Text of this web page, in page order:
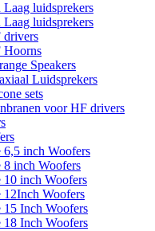
Laag luidsprekers
Laag luidsprekers
drivers
Hoorns
Speakers
Luidsprekers
sets
voor HF drivers
6,5 inch Woofers
8 inch Woofers
10 inch Woofers
12Inch Woofers
15 Inch Woofers
18 Inch Woofers